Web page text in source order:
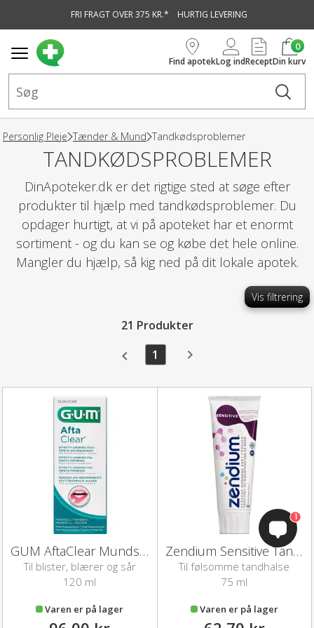
FRI FRAGT OVER 375 KR.* HURTIG LEVERING
Find apotekLog indRecept
0
Din kurv
Personlig Pleje Tænder & Mund Tandkødsproblemer
TANDKØDSPROBLEMER
DinApoteker.dk er det rigtige sted at søge efter
produkter til hjælp med tandkødsproblemer. Du
opdager hurtigt, at vi på apoteket har et enormt
sortiment - og du kan se og købe det hele online.
Mangler du hjælp, så kig ned på dit lokale apotek.
Vis filtrering
21 Produkter
1
GUM AftaClear Mundskyl
Til blister, blærer og sår
120 ml
Varen er på lager
Zendium Sensitive Tandpasta (75 ml)
Til følsomme tandhalse
75 ml
Varen er på lager
1